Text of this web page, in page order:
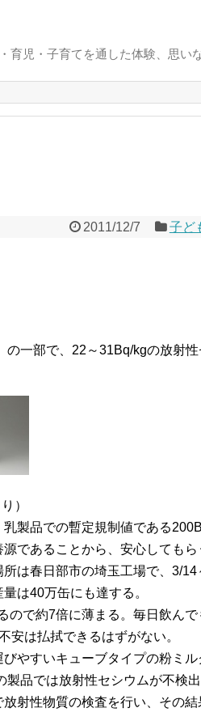
児・子育てを通した体験、思い
2011/12/7 子ど
一部で、22～31Bq/kgの放射性
製品での暫定規制値である
であることから、安心してもら
は春日部市の埼玉工場で、3/14
は40万缶にも達する。
ので約7倍に薄まる。毎日飲ん
安は払拭できるはずがない。
やすいキューブタイプの粉ミル
品では放射性セシウムが不検
射性物質の検査を行い、その結